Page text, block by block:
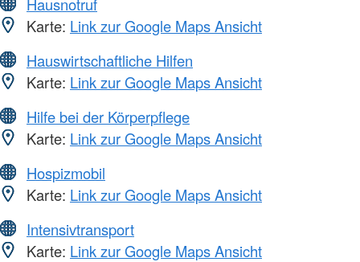
Karte: Link zur Google Maps Ansicht
Hauswirtschaftliche Hilfen
Karte: Link zur Google Maps Ansicht
Hilfe bei der Körperpflege
Karte: Link zur Google Maps Ansicht
Hospizmobil
Karte: Link zur Google Maps Ansicht
Intensivtransport
Karte: Link zur Google Maps Ansicht